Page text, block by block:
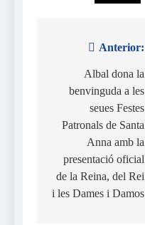
Navegación
entradas
Anterior:
Albal dona la
benvinguda a les
seues Festes
Patronals de Santa
Anna amb la
presentació oficial
de la Reina, del Rei
i les Dames i Damos